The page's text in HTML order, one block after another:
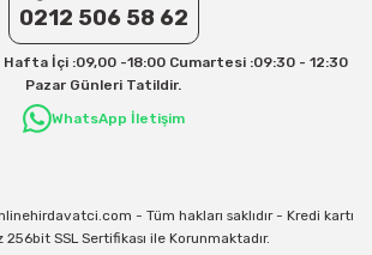
Geçerlidir
içininfo@onlinehirdavatci.com
0212 506 58 62
Hafta İçi :09,00 -18:00 Cumartesi :09:30 - 12:30
Pazar Günleri Tatildir.
WhatsApp İletişim
- Tüm hakları saklıdır - Kredi kartı
SSL Sertifikası ile Korunmaktadır.